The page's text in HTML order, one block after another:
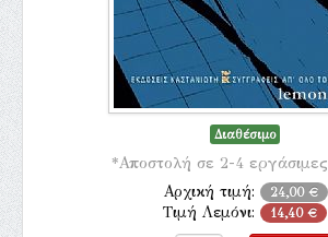
Διαθέσιμο
*Αποστολή σε 2-4
Αρχική τιμή: 24,00 €
Τιμή Λεμόνι: 14,40 €